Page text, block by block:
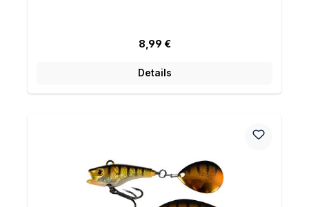
Regulärer Preis:
8,99 €
Details